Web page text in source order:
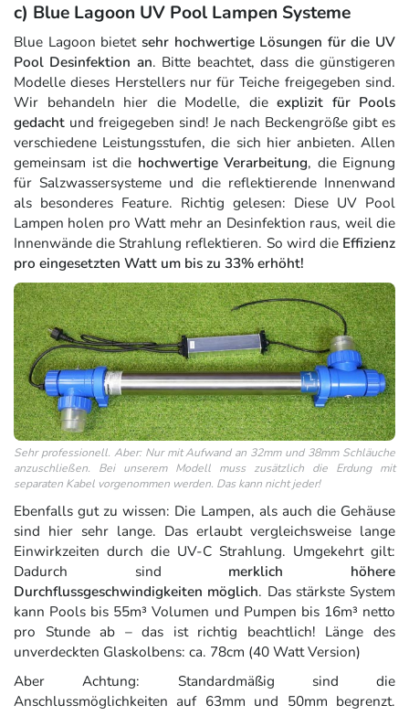
c) Blue Lagoon UV Pool Lampen Systeme
Blue Lagoon bietet sehr hochwertige Lösungen für die UV
Pool Desinfektion an. Bitte beachtet, dass die günstigeren
Modelle dieses Herstellers nur für Teiche freigegeben sind.
Wir behandeln hier die Modelle, die explizit für Pools
gedacht und freigegeben sind! Je nach Beckengröße gibt es
verschiedene Leistungsstufen, die sich hier anbieten. Allen
gemeinsam ist die hochwertige Verarbeitung, die Eignung
für Salzwassersysteme und die reflektierende Innenwand
als besonderes Feature. Richtig gelesen: Diese UV Pool
Lampen holen pro Watt mehr an Desinfektion raus, weil die
Innenwände die Strahlung reflektieren. So wird die Effizienz
pro eingesetzten Watt um bis zu 33% erhöht!
Sehr professionell. Aber: Nur mit Aufwand an 32mm und 38mm Schläuche
anzuschließen. Bei unserem Modell muss zusätzlich die Erdung mit
separaten Kabel vorgenommen werden. Das kann nicht jeder!
Ebenfalls gut zu wissen: Die Lampen, als auch die Gehäuse
sind hier sehr lange. Das erlaubt vergleichsweise lange
Einwirkzeiten durch die UV-C Strahlung. Umgekehrt gilt:
Dadurch sind merklich höhere
Durchflussgeschwindigkeiten möglich. Das stärkste System
kann Pools bis 55m³ Volumen und Pumpen bis 16m³ netto
pro Stunde ab – das ist richtig beachtlich! Länge des
unverdeckten Glaskolbens: ca. 78cm (40 Watt Version)
Aber Achtung: Standardmäßig sind die
Anschlussmöglichkeiten auf 63mm und 50mm begrenzt.